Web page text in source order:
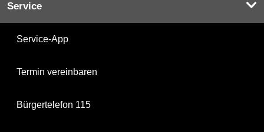
Service
Service-App
Termin vereinbaren
Bürgertelefon 115